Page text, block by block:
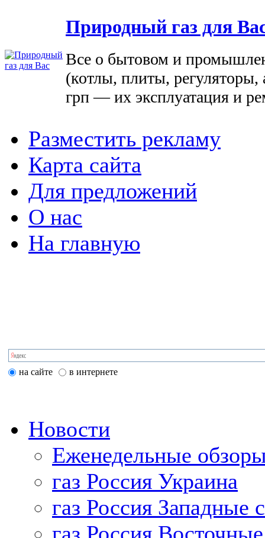
Природный газ для
Все о бытовом и
(котлы, плиты, регуляторы,
грп — их эксплуатация и
Разместить рекламу
Карта сайта
Для предложений
О нас
На главную
на сайте в интернете
Новости
Еженедельные
газ Россия Украина
газ Россия Западные